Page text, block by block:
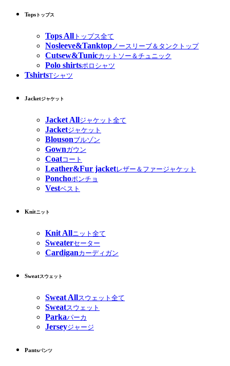
Tops トップス
Tops All トップス全て
Nosleeve&Tanktop ノースリーブ＆タンクトップ
Cutsew&Tunicカットソー＆チュニック
Polo shirtsポロシャツ
TshirtsTシャツ
Jacketジャケット
Jacket Allジャケット全て
Jacketジャケット
Blousonブルゾン
Gownガウン
Coatコート
Leather&Fur jacketレザー＆ファージャケット
Ponchoポンチョ
Vestベスト
Knitニット
Knit Allニット全て
Sweaterセーター
Cardiganカーディガン
Sweatスウェット
Sweat Allスウェット全て
Sweatスウェット
Parkaパーカ
Jerseyジャージ
Pantsパンツ